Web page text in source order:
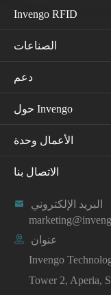
Invengo RFID
الصناعات
دعم
حول Invengo
الأعمال وحدة
الاتصال بنا

البريد الإلكتروني

عنوان
Invengo
Tower 2, Aperia,